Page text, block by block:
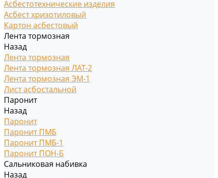
Асбестотехнические изделия
Асбест хризотиловый
Картон асбестовый
Лента тормозная
Назад
Лента тормозная
Лента тормозная ЛАТ-2
Лента тормозная ЭМ-1
Лист асбостальной
Паронит
Назад
Паронит
Паронит ПМБ
Паронит ПМБ-1
Паронит ПОН-Б
Сальниковая набивка
Назад